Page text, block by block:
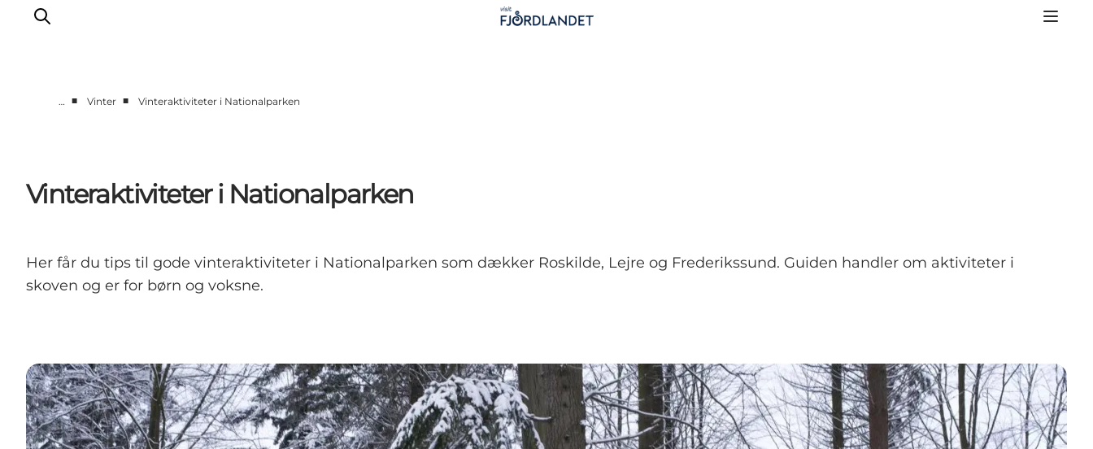
Guides & inspiration
Overnatning
… ■ Vinter ■ Vinteraktiviteter i Nationalparken
Vinteraktiviteter i Nationalparken
Her får du tips til gode vinteraktiviteter i Nationalparken som dækker Roskilde, Lejre og Frederikssund. Guiden handler om aktiviteter i
skoven og er for børn og voksne.